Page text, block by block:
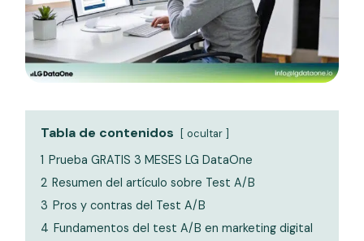
Tabla de contenidos ocultar
1 Prueba GRATIS 3 MESES LG DataOne
2 Resumen del artículo sobre Test A/B
3 Pros y contras del Test A/B
4 Fundamentos del test A/B en marketing digital